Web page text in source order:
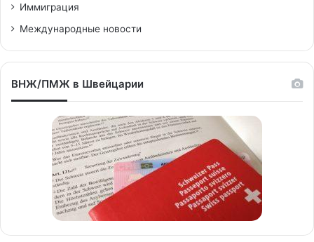
Иммиграция
Международные новости
ВНЖ/ПМЖ в Швейцарии